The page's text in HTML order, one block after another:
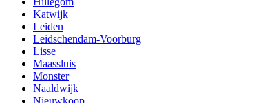
Katwijk
Leiden
Leidschendam-Voorburg
Lisse
Maassluis
Monster
Naaldwijk